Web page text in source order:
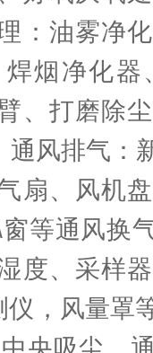
：油雾净
烟净化器
、打磨除
通风排气：
扇、风机
等通风换
度、采样
，风量罩